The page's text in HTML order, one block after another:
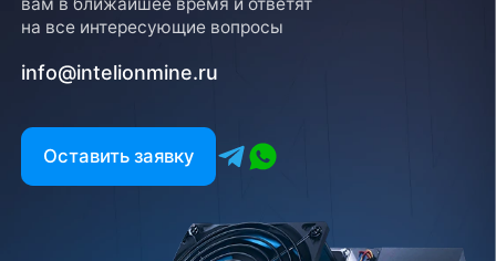
на все интересующие вопросы
info@intelionmine.ru
Оставить заявку